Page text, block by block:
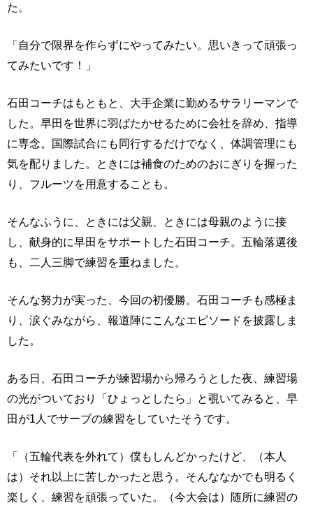
た。
「自分で限界を作らずにやってみたい。思いきって頑張っ
てみたいです！」
石田コーチはもともと、大手企業に勤めるサラリーマンで
した。早田を世界に羽ばたかせるために会社を辞め、指導
に専念。国際試合にも同行するだけでなく、体調管理にも
気を配りました。ときには補食のためのおにぎりを握った
り、フルーツを用意することも。
そんなふうに、ときには父親、ときには母親のように接
し、献身的に早田をサポートした石田コーチ。五輪落選後
も、二人三脚で練習を重ねました。
そんな努力が実った、今回の初優勝。石田コーチも感極ま
り、涙ぐみながら、報道陣にこんなエピソードを披露しま
した。
ある日、石田コーチが練習場から帰ろうとした夜、練習場
の光がついており「ひょっとしたら」と覗いてみると、早
田が1人でサーブの練習をしていたそうです。
「（五輪代表を外れて）僕もしんどかったけど、（本人
は）それ以上に苦しかったと思う。そんななかでも明るく
楽しく、練習を頑張っていた。（今大会は）随所に練習の